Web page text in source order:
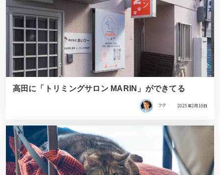
高田に「トリミングサロン MARIN」ができてる
フク 2025年2月10日